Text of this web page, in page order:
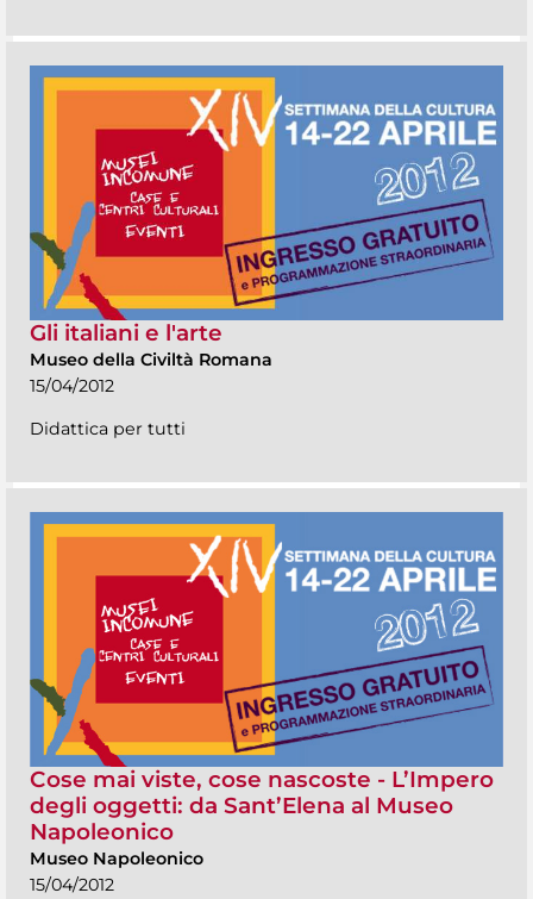
Gli italiani e l'arte
Museo della Civiltà Romana
15/04/2012
Didattica per tutti
Cose mai viste, cose nascoste - L’Impero
degli oggetti: da Sant’Elena al Museo
Napoleonico
Museo Napoleonico
15/04/2012